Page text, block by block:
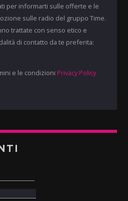
per informarti sulle offerte e le
sulle radio del gruppo Time.
trattate con senso etico e
di contatto da te preferita:
e le condizioni Privacy Policy